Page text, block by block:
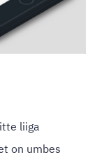
liiga
on umbes